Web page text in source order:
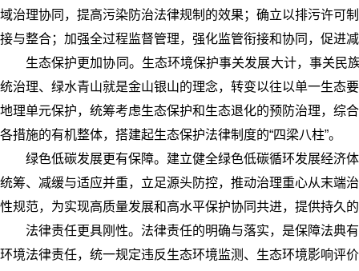
域治理协同，提高污染防治法律规制的效果；确立以排污许可
接与整合；加强全过程监督管理，强化监管衔接和协同，促进
生态保护更加协同。生态环境保护事关发展大计，事关民
统治理、绿水青山就是金山银山的理念，转变以往以单一生态
地理单元保护，统筹考虑生态保护和生态退化的预防治理，综
各措施的有机整体，搭建起生态保护法律制度的“四梁八柱”。
绿色低碳发展更有保障。建立健全绿色低碳循环发展经济
统筹、减缓与适应并重，立足源头防控，推动治理重心从末端
性规范，为实现高质量发展和高水平保护协同共进，提供持久
法律责任更具刚性。法律责任的明确与落实，是保障法典
环境法律责任，统一规定违反生态环境监测、生态环境影响评